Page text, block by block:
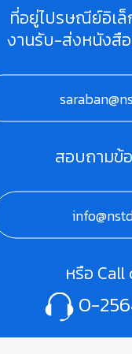
ที่อยู่ไปรษณีย์อิเ
งานรับ-ส่งหนังสื
สอบถามข้
หรือ
0-